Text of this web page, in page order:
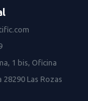
1 bis, Oficina
28290 Las Rozas